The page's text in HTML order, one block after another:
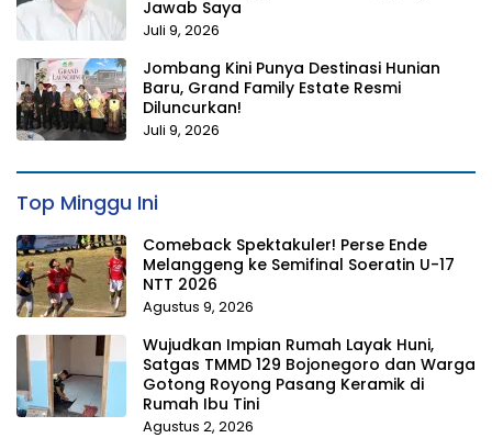
Jawab Saya
Juli 9, 2026
Jombang Kini Punya Destinasi Hunian
Baru, Grand Family Estate Resmi
Diluncurkan!
Juli 9, 2026
Top Minggu Ini
Comeback Spektakuler! Perse Ende
Melanggeng ke Semifinal Soeratin U-17
NTT 2026
Agustus 9, 2026
Wujudkan Impian Rumah Layak Huni,
Satgas TMMD 129 Bojonegoro dan Warga
Gotong Royong Pasang Keramik di
Rumah Ibu Tini
Agustus 2, 2026